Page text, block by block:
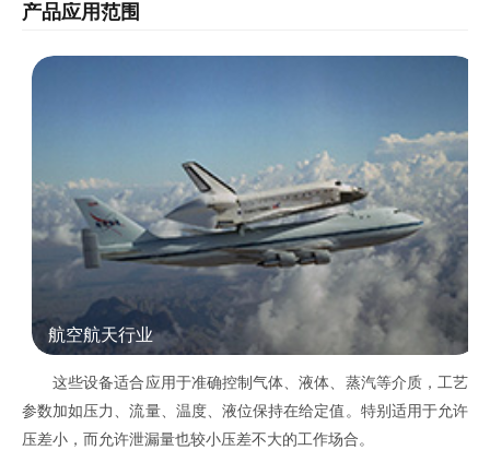
产品应用范围
航空航天行业
这些设备适合应用于准确控制气体、液体、蒸汽等介质，工艺
参数加如压力、流量、温度、液位保持在给定值。特别适用于允许
压差小，而允许泄漏量也较小压差不大的工作场合。